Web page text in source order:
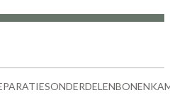
ONDERDELEN